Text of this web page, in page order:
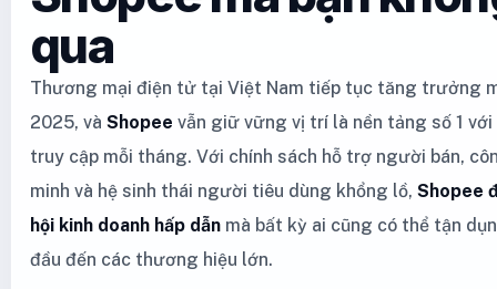
qua
Thương mại điện tử tại Việt Nam tiếp tục tăng trưởng
2025, và Shopee vẫn giữ vững vị trí là nền tảng số 1
truy cập mỗi tháng. Với chính sách hỗ trợ người bán,
minh và hệ sinh thái người tiêu dùng khổng lồ, Shopee
hội kinh doanh hấp dẫn mà bất kỳ ai cũng có thể tận
đầu đến các thương hiệu lớn.